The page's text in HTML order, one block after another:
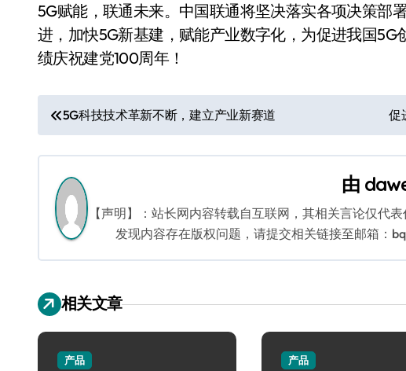
5G赋能，联通未来。中国联通将坚决落实各项决策部
进，加快5G新基建，赋能产业数字化，为促进我国
绩庆祝建党100周年！
文
章
导
航
5G科技技术革新不断，建立产业新赛道 促
由
【声明】：站长网内容转载自互联网，其相关言论仅代
发现内容存在版权问题，请提交相关链接至邮箱：
相关文章
产品 产品